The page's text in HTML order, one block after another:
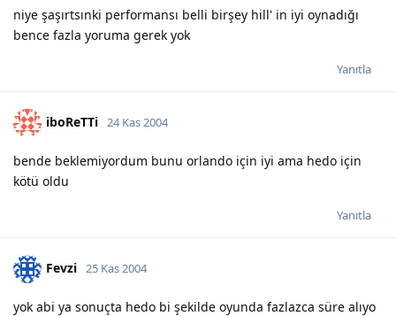
niye şaşırtsınki performansı belli birşey hill' in iyi oynadığı
bence fazla yoruma gerek yok
Yanıtla
iboReTTi 24 Kas 2004
bende beklemiyordum bunu orlando için iyi ama hedo için
kötü oldu
Yanıtla
Fevzi 25 Kas 2004
yok abi ya sonuçta hedo bi şekilde oyunda fazlazca süre alıyo